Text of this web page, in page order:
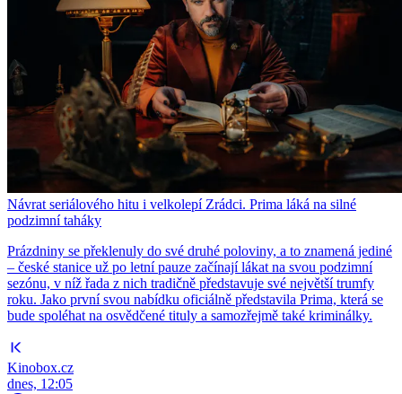
Návrat seriálového hitu i velkolepí Zrádci. Prima láká na silné
podzimní taháky
Prázdniny se překlenuly do své druhé poloviny, a to znamená jediné
– české stanice už po letní pauze začínají lákat na svou podzimní
sezónu, v níž řada z nich tradičně představuje své největší trumfy
roku. Jako první svou nabídku oficiálně představila Prima, která se
bude spoléhat na osvědčené tituly a samozřejmě také kriminálky.
Kinobox.cz
dnes, 12:05